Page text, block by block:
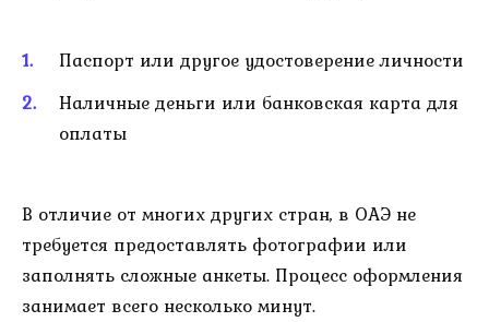
Паспорт или другое удостоверение личности
Наличные деньги или банковская карта для
оплаты
В отличие от многих других стран, в ОАЭ не
требуется предоставлять фотографии или
заполнять сложные анкеты. Процесс оформления
занимает всего несколько минут.